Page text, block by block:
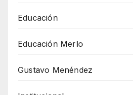
Educación
Educación Merlo
Gustavo Menéndez